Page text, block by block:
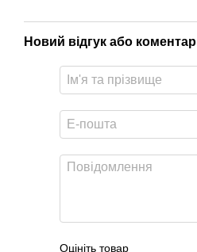
Новий відгук або коментар
Оцініть товар